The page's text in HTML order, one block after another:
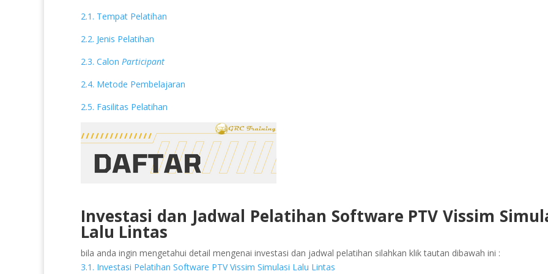
2.1. Tempat Pelatihan
2.2. Jenis Pelatihan
2.3. Calon Participant
2.4. Metode Pembelajaran
2.5. Fasilitas Pelatihan
Investasi dan Jadwal Pelatihan Software PTV Vissim
Lalu Lintas
bila anda ingin mengetahui detail mengenai investasi dan jadwal pelatihan silahkan klik tautan dibawah ini :
3.1. Investasi Pelatihan Software PTV Vissim Simulasi Lalu Lintas